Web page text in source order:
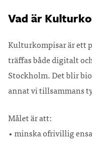
Vad är
Kulturkompisar är ett
träffas både digitalt
Stockholm. Det blir
annat vi tillsammans
Målet är att:
• minska ofrivillig